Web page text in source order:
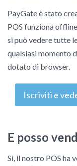
PayGate è stato
POS funziona
si può vedere tutte
qualsiasi momento
dotato di browser.
Iscriviti e
E posso
Sì, il nostro POS ha